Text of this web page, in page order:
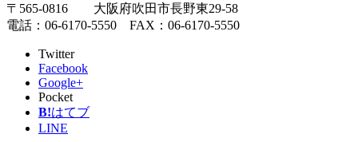
〒565-0816 大阪府吹田市長野東29-58
電話：06-6170-5550 FAX：06-6170-5550
Twitter
Facebook
Google+
Pocket
B!はてブ
LINE